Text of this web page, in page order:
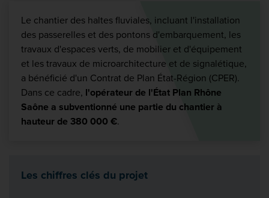
Le chantier des haltes fluviales, incluant l'installation
des passerelles et des pontons d'embarquement, les
travaux d'espaces verts, de mobilier et d'équipement
et les travaux de microarchitecture et de signalétique,
a bénéficié d'un Contrat de Plan État-Région (CPER).
Dans ce cadre, l'opérateur de l'État Plan Rhône
Saône a subventionné une partie du chantier à
hauteur de 380 000 €.
Les chiffres clés du projet